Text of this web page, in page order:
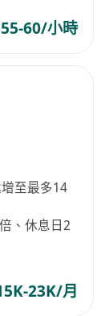
60/小時
至最多14
、休息日2
23K/月